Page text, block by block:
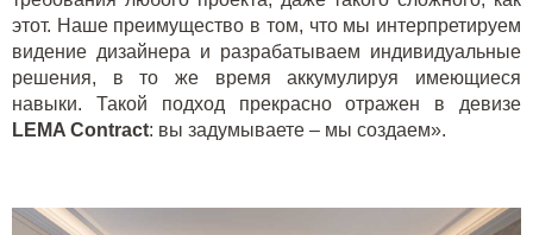
этот. Наше преимущество в том, что мы интерпретируем
видение дизайнера и разрабатываем индивидуальные
решения, в то же время аккумулируя имеющиеся
навыки. Такой подход прекрасно отражен в девизе
LEMA Contract: вы задумываете – мы создаем».